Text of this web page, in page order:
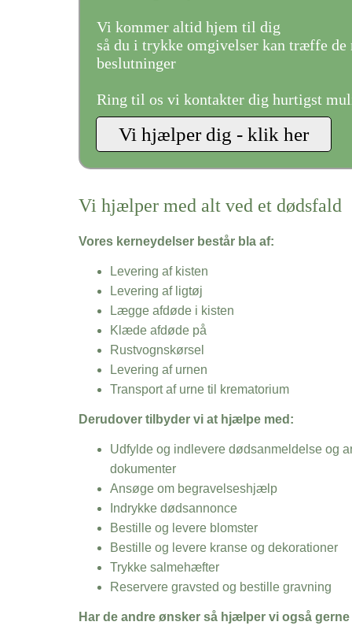
Vi kommer altid hjem til dig
så du i trykke omgivelser kan træffe de
beslutninger
Ring til os vi kontakter dig hurtigst
Vi hjælper med alt ved et dødsfald
Vores kerneydelser består bla af:
Levering af kisten
Levering af ligtøj
Lægge afdøde i kisten
Klæde afdøde på
Rustvognskørsel
Levering af urnen
Transport af urne til krematorium
Derudover tilbyder vi at hjælpe med:
Udfylde og indlevere dødsanmeldelse og
dokumenter
Ansøge om begravelseshjælp
Indrykke dødsannonce
Bestille og levere blomster
Bestille og levere kranse og dekorationer
Trykke salmehæfter
Reservere gravsted og bestille gravning
Har de andre ønsker så hjælper vi også gerne